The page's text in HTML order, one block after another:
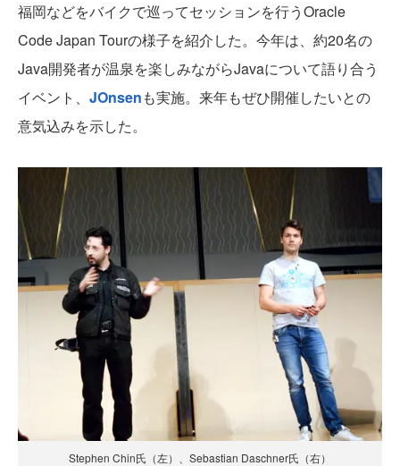
福岡などをバイクで巡ってセッションを行うOracle
Code Japan Tourの様子を紹介した。今年は、約20名の
Java開発者が温泉を楽しみながらJavaについて語り合う
イベント、 JOnsenも実施。来年もぜひ開催したいとの
意気込みを示した。
Stephen Chin氏（左）、Sebastian Daschner氏（右）